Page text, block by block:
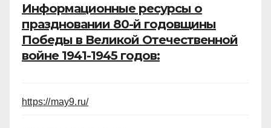
Информационные ресурсы о
праздновании 80-й годовщины
Победы в Великой Отечественной
войне 1941-1945 годов:
https://may9.ru/